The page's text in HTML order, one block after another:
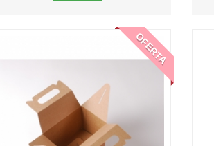
OFERTA